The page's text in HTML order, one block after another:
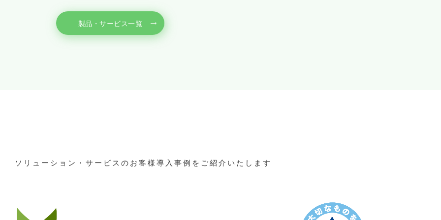
製品・サービス一覧
ソリューション・サービスのお客様導入事例をご紹介いたします